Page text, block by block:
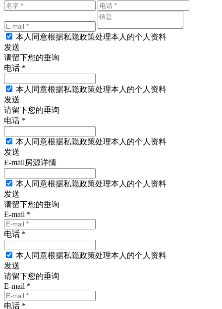
本人同意根据私隐政策处理本人的个人资料
发送
请留下您的垂询
电话 *
本人同意根据私隐政策处理本人的个人资料
发送
请留下您的垂询
电话 *
本人同意根据私隐政策处理本人的个人资料
发送
E-mail房源详情
本人同意根据私隐政策处理本人的个人资料
发送
请留下您的垂询
E-mail *
电话 *
本人同意根据私隐政策处理本人的个人资料
发送
请留下您的垂询
E-mail *
电话 *